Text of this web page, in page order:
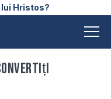
Hristos?